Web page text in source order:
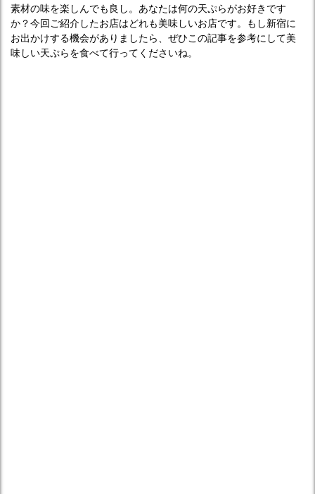
素材の味を楽しんでも良し。あなたは何の天ぷらがお好きです
か？今回ご紹介したお店はどれも美味しいお店です。もし新宿に
お出かけする機会がありましたら、ぜひこの記事を参考にして美
味しい天ぷらを食べて行ってくださいね。